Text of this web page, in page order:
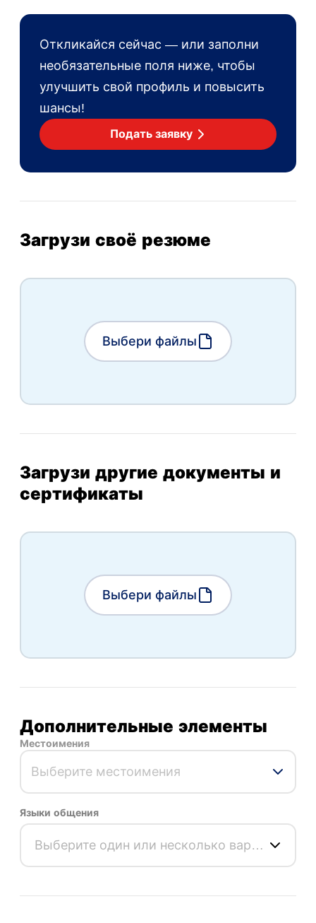
Откликайся сейчас — или заполни
необязательные поля ниже, чтобы
улучшить свой профиль и повысить
шансы!
Подать заявку
Загрузи своё резюме
Выбери файлы
Загрузи другие документы и
сертификаты
Выбери файлы
Дополнительные элементы
Местоимения
Выберите местоимения
Языки общения
Выберите один или несколько вариантов